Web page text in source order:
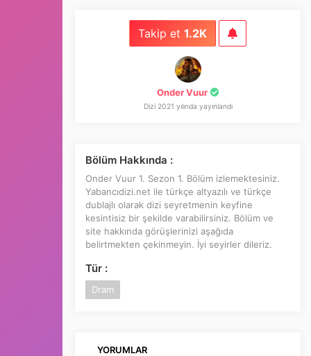
1. Sezon 8. Bölüm
Episode 8
1. Sezon 9. Bölüm
Episode 9
Bölüm eklenmemiş
Takip et 1.2K
Onder Vuur
Dizi 2021 yılında yayınlandı
Bölüm Hakkında :
Onder Vuur 1. Sezon 1. Bölüm izlemektesiniz.
Yabancıdizi.net ile türkçe altyazılı ve türkçe
dublajlı olarak dizi seyretmenin keyfine
kesintisiz bir şekilde varabilirsiniz. Bölüm ve
site hakkında görüşlerinizi aşağıda
belirtmekten çekinmeyin. İyi seyirler dileriz.
Tür :
Dram
YORUMLAR